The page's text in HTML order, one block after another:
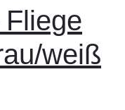
weiß